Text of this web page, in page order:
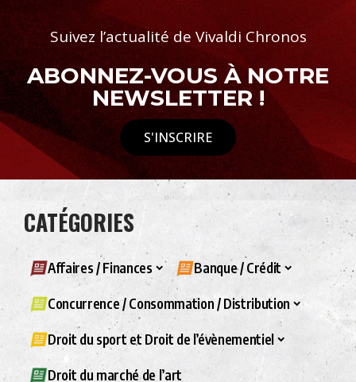
Suivez l’actualité de Vivaldi Chronos
ABONNEZ-VOUS À NOTRE
NEWSLETTER !
S'INSCRIRE
CATÉGORIES
Affaires / Finances Banque / Crédit
Concurrence / Consommation / Distribution
Droit du sport et Droit de l’évènementiel
Droit du marché de l’art